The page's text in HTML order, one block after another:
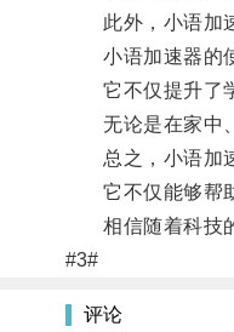
此外，小语加速
小语加速器的使
它不仅提升了学
无论是在家中、
总之，小语加速
它不仅能够帮助
相信随着科技的
#3#
评论